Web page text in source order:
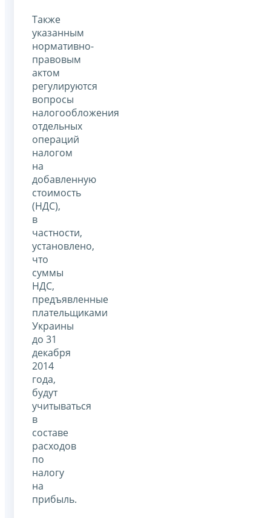
Также
указанным
нормативно-
правовым
актом
регулируются
вопросы
налогообложения
отдельных
операций
налогом
на
добавленную
стоимость
(НДС),
в
частности,
установлено,
что
суммы
НДС,
предъявленные
плательщиками
Украины
до 31
декабря
2014
года,
будут
учитываться
в
составе
расходов
по
налогу
на
прибыль.